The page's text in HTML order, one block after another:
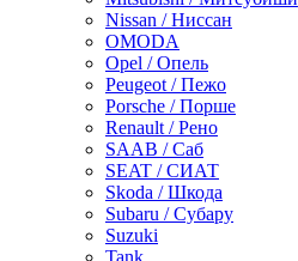
Nissan / Ниссан
OMODA
Opel / Опель
Peugeot / Пежо
Porsche / Порше
Renault / Рено
SAAB / Саб
SEAT / СИАТ
Skoda / Шкода
Subaru / Субару
Suzuki
Tank